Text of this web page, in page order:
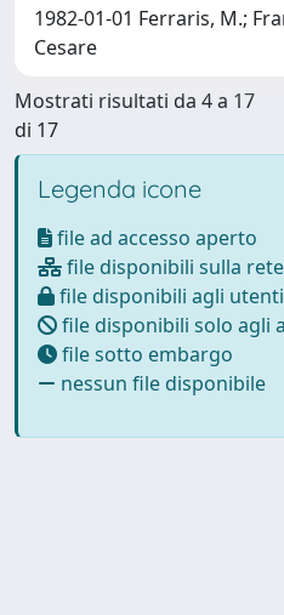
1982-01-01 Ferraris, M.;
Cesare
Mostrati risultati da 4 a 17
di 17
Legenda icone
file ad accesso aperto
file disponibili sulla
file disponibili agli
file disponibili solo agli
file sotto embargo
nessun file disponibile